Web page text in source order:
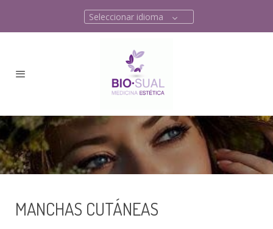
Seleccionar idioma
MANCHAS CUTÁNEAS